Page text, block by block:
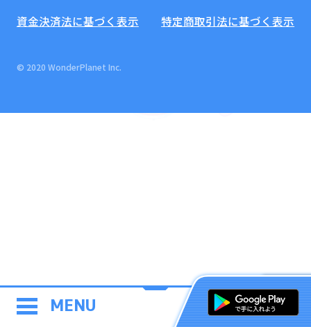
MENU
資金決済法に基づく表示
特定商取引法に基づく表示
© 2020 WonderPlanet Inc.